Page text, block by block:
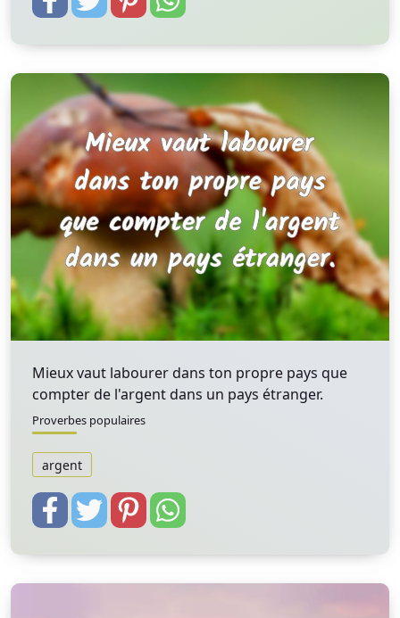
Mieux vaut labourer dans ton propre pays que
compter de l'argent dans un pays étranger.
Proverbes populaires
argent